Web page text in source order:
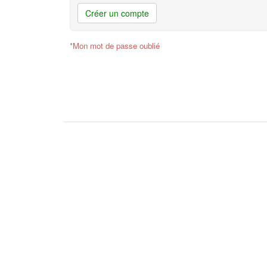
Créer un compte
*Mon mot de passe oublié